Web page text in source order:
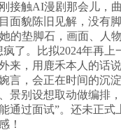
接触AI漫剧那会儿，曲
面貌陈旧见解，没有
的垫脚石，画面、人
了。比拟2024年再上
来，用鹿禾本人的话
言，会正在时间的沉
景别设想取动做编排
通过面试”。还未正式
！